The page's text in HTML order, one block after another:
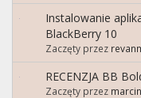
Instalowanie
BlackBerry 10
Zaczęty przez
RECENZJA BB
Zaczęty przez